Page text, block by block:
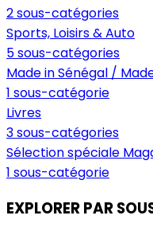
2 sous-catégories
Sports, Loisirs & Auto
5 sous-catégories
Made in Sénégal /
1 sous-catégorie
Livres
3 sous-catégories
Sélection spéciale
1 sous-catégorie
EXPLORER PAR